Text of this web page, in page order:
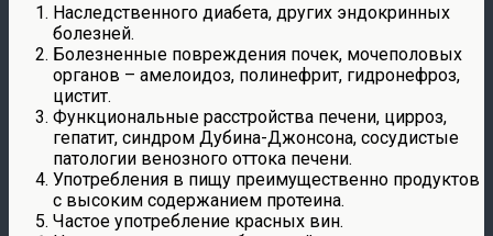
Наследственного диабета, других эндокринных
болезней.
Болезненные повреждения почек, мочеполовых
органов – амелоидоз, полинефрит, гидронефроз,
цистит.
Функциональные расстройства печени, цирроз,
гепатит, синдром Дубина-Джонсона, сосудистые
патологии венозного оттока печени.
Употребления в пищу преимущественно продуктов
с высоким содержанием протеина.
Частое употребление красных вин.